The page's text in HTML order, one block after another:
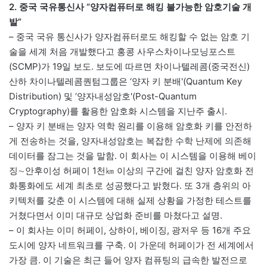
2. 중국 국유통신사 “양자컴퓨터로 해킹 불가능한 암호기술 개
발”
– 중국 국유 통신사가 양자컴퓨터로도 해킹할 수 없는 암호 기
술을 세계 처음 개발했다고 홍콩 사우스차이나모닝포스트
(SCMP)가 19일 보도. 보도에 따르면 차이나텔레콤(중국전신)
산하 차이나텔레콤퀀텀그룹은 ‘양자 키 분배'(Quantum Key
Distribution) 및 ‘양자내성암호'(Post-Quantum
Cryptography)를 활용한 암호화 시스템을 지난주 출시.
– 양자 키 분배는 양자 역학 원리를 이용해 암호화 키를 안전하
게 전송하는 것을, 양자내성암호는 복잡한 수학 난제에 의존해
데이터를 잠그는 것을 말함. 이 회사는 이 시스템을 이용해 베이
징∼안후이성 허페이 1천㎞ 이상의 구간에 걸친 양자 암호화 전
화통화에도 세계 최초로 성공했다고 밝혔다. 또 3개 층위의 아
키텍처를 갖춘 이 시스템에 대해 실제 상황을 가정한 테스트를
거쳤다면서 이미 대규모 상업화 준비를 마쳤다고 설명.
– 이 회사는 이미 허페이, 상하이, 베이징, 광저우 등 16개 주요
도시에 양자 네트워크를 구축. 이 가운데 허페이가 전 세계에서
가장 큼. 이 기술은 최근 들어 양자 컴퓨팅의 급속한 발전으로